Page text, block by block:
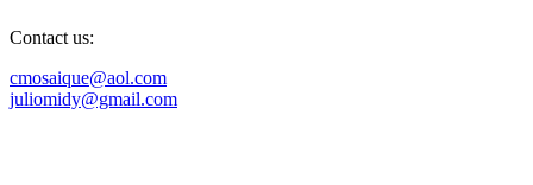
Contact us:
cmosaique@aol.com
juliomidy@gmail.com